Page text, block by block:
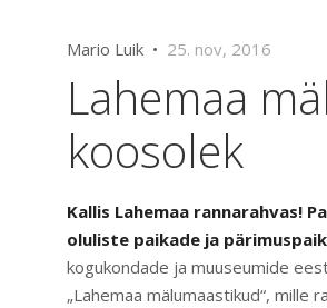
Mario Luik • 25. nov, 2016
Lahemaa
koosolek
Kallis Lahemaa rannarahvas!
oluliste paikade ja
kogukondade ja muuseumide
„Lahemaa mälumaastikud“,